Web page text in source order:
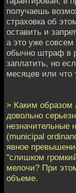
получаешь
страховка об
оставить и
а это уже совсем
обычно штраф в
заплатить, но
месяцев или что
> Каким образом
довольно
незначительные
(municipal
явное
"слишком
мелочи? При
объеме.